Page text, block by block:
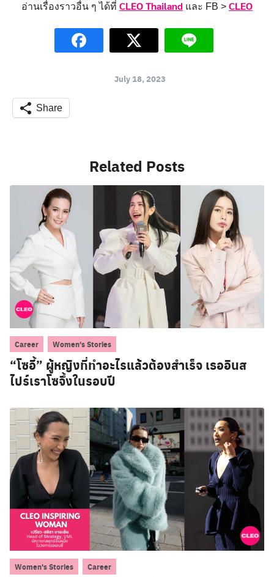
อ่านเรื่องราวอื่น ๆ ได้ที่ CLEO Thailand และ FB > CLEO
July 18, 2023
Share
Related Posts
Career Women's Stories
“โซอี้” ผู้หญิงที่ทำอะไรแล้วต้องสำเร็จ เธออินส
ไปร์เราโซจึ้งในรอบปี
Women's Stories Career